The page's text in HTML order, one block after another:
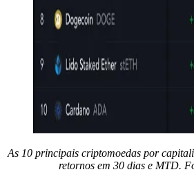
As 10 principais criptomoedas por
retornos em 30 dias e MTD.